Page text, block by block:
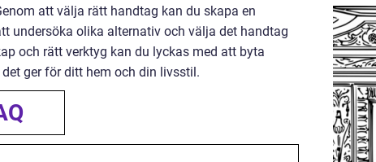
att välja rätt handtag kan du skapa en
undersöka olika alternativ och välja det handtag
och rätt verktyg kan du lyckas med att byta
ger för ditt hem och din livsstil.